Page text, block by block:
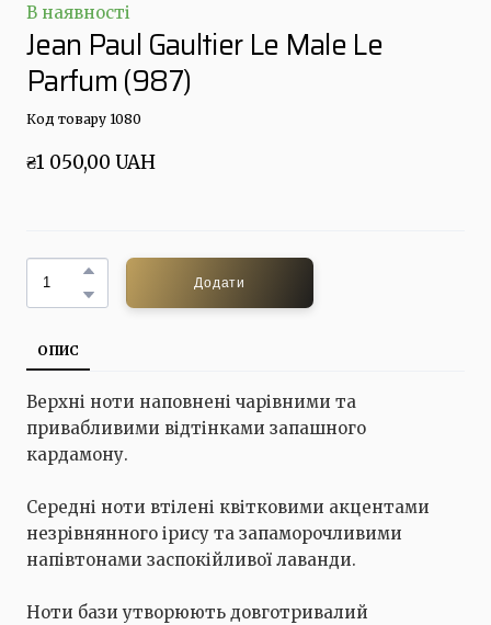
В наявності
Jean Paul Gaultier Le Male Le
Parfum(987)
Код товару 1080
₴1 050,00 UAH
Додати
ОПИС
Верхні ноти наповнені чарівними та
привабливими відтінками запашного
кардамону.
Середні ноти втілені квітковими акцентами
незрівнянного ірису та запаморочливими
напівтонами заспокійливої лаванди.
Ноти бази утворюють довготривалий